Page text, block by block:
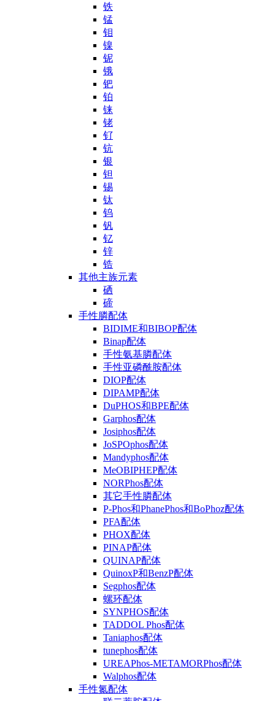
铁
锰
钼
镍
铌
锇
钯
铂
铼
铑
钌
钪
银
钽
锡
钛
钨
钒
钇
锌
锆
其他主族元素
硒
碲
手性膦配体
BIDIME和BIBOP配体
Binap配体
手性氨基膦配体
手性亚磷酰胺配体
DIOP配体
DIPAMP配体
DuPHOS和BPE配体
Garphos配体
Josiphos配体
JoSPOphos配体
Mandyphos配体
MeOBIPHEP配体
NORPhos配体
其它手性膦配体
P-Phos和PhanePhos和BoPhoz配体
PFA配体
PHOX配体
PINAP配体
QUINAP配体
QuinoxP和BenzP配体
Segphos配体
螺环配体
SYNPHOS配体
TADDOL Phos配体
Taniaphos配体
tunephos配体
UREAPhos-METAMORPhos配体
Walphos配体
手性氮配体